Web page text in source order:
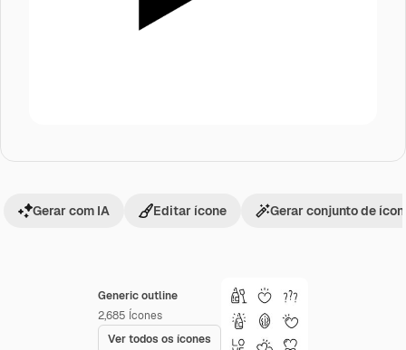
Generic outline
2,685 Ícones
Ver todos os ícones
Gerar com IA Editar ícone Gerar conjunto de